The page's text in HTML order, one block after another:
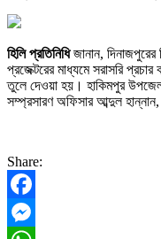
হিলি প্রতিনিধিজানান, দিনাজপুরের
প্রজেক্টরের মাধ্যমে সরাসরি
তুলে দেওয়া হয়। হাকিমপুর
সম্প্রসারণ অফিসার আব্দুল
Share:
Facebook